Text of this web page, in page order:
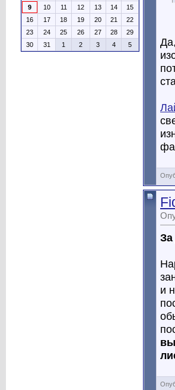
и
9
10 11 12 13 14
15
16
17 18 19 20 21
22
23
24 25 26 27 28
29
30
31 1 2 3 4 5